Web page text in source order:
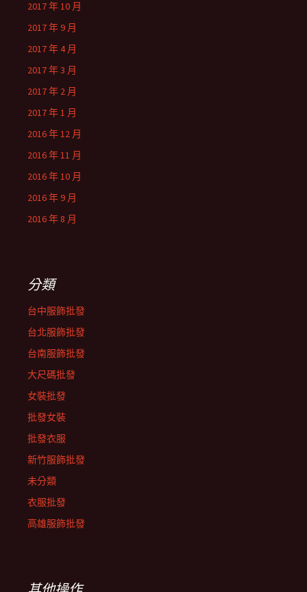
2017 年 10 月
2017 年 9 月
2017 年 4 月
2017 年 3 月
2017 年 2 月
2017 年 1 月
2016 年 12 月
2016 年 11 月
2016 年 10 月
2016 年 9 月
2016 年 8 月
分類
台中服飾批發
台北服飾批發
台南服飾批發
大尺碼批發
女裝批發
批發女裝
批發衣服
新竹服飾批發
未分類
衣服批發
高雄服飾批發